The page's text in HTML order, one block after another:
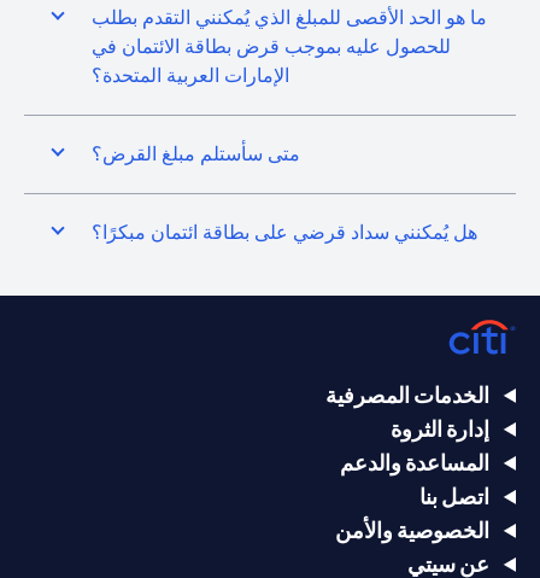
ما هو الحد الأقصى للمبلغ الذي يُمكنني التقدم بطلب
للحصول عليه بموجب قرض بطاقة الائتمان في
الإمارات العربية المتحدة؟
متى سأستلم مبلغ القرض؟
هل يُمكنني سداد قرضي على بطاقة ائتمان مبكرًا؟
الخدمات المصرفية
إدارة الثروة
المساعدة والدعم
اتصل بنا
الخصوصية والأمن
عن سيتي